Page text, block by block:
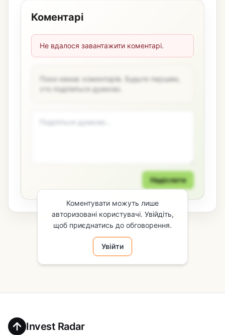
Коментарі
Не вдалося завантажити коментарі.
Поки немає коментарів. Будьте першим,
хто поділиться думкою.
Надіслати
Коментувати можуть лише
авторизовані користувачі. Увійдіть,
щоб приєднатись до обговорення.
Увійти
Invest Radar